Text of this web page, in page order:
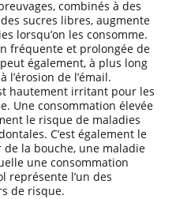
combinés à des
sucres libres, augmente
lorsqu’on les consomme.
fréquente et prolongée de
également, à plus long
de l’émail.
hautement irritant pour les
Une consommation élevée
le risque de maladies
C’est également le
de la bouche, une maladie
une consommation
représente l’un des
de risque.